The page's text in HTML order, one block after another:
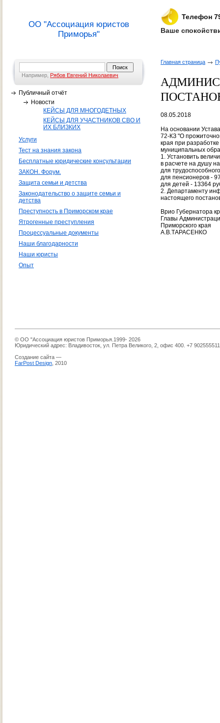
ОО "Ассоциация юристов
Приморья"
Телефон
Ваше
Например, Рябов Евгений Николаевич
Публичный отчёт
Новости
КЕЙСЫ ДЛЯ МНОГОДЕТНЫХ
КЕЙСЫ ДЛЯ УЧАСТНИКОВ СВО И
ИХ БЛИЗКИХ
Услуги
Тест на знания закона
Бесплатные юридические консультации
ЗАКОН. Форум.
Защита семьи и детства
Законодательство о защите семьи и
детства
Преступность в Приморском крае
Ятрогенные преступления
Процессуальные документы
Наши благодарности
Наши юристы
Опыт
Главная страница
08.05.2018
На основании
72-КЗ "О
края при
муниципальных
1. Установить
в расчете на душу
для
для пенсионеров -
для детей - 13364
2. Департаменту
настоящего
Врио Губернатора
Главы
Приморского края
А.В.ТАРАСЕНКО
© ОО "Ассоциация юристов Приморья.1999- 2026
Юридический адрес: Владивосток, ул. Петра Великого, 2, офис 400. +7
Создание сайта —
FarPost Design , 2010